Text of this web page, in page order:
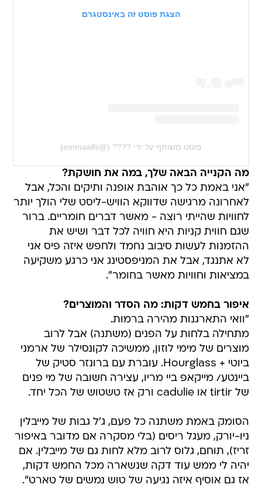
הצגת פוסט זה באינסטגרם
פוסט משותף על ידי ‏‎????‎‏ (@‏‎emmaalfii‎‏)
מה הקנייה הבאה שלך, במה את חושקת?
"אני באמת כל כך אוהבת אופנה ותיקים והכל, אבל
לאחרונה מרגישה שדווקא הוויש-ליסט שלי הולך יותר
לחוויות שהייתי רוצה - מאשר דברים חומריים. ברור
שגם חווית קניות היא חוויה לכל דבר ושיש את
ההזמנות לעשות סיבוב נחמד ולחפש איזה פיס אני
לא אתנגד, אבל את המניפסטינג אני כרגע משקיעה
במציאות וחוויות מאשר בחומר".
איפור בחמש דקות: מה הסדר והמוצרים?
"וואי התארגנות מהירה ברמות.
מתחילה בלחות על הפנים (משתנה) אבל לרוב
מוצרים של מימי לוזון, ממשיכה לקונסילר של ארמני
ביוטי + Hourglass. עוברת עם ברונזר סטיק של
ביינטע/ מייקאפ ביי מריו, עצירה חשובה של מי פנים
של tirtir או cadulie ורק אז טשטוש של הכל יחד.
הסומק באמת משתנה כל פעם, ג'ל גבות של מייבלין
ניו-יורק, מעגל ריסים (בלי מסקרה אם מדובר באיפור
זריז), תוחם, גלוס לרוב מלא לחות גם של מייבלין. אם
יהיה לי ממש עוד דקה שנשארה מכל החמש דקות,
אז גם אוסיף איזה נגיעה של טוש נמשים של טארט".